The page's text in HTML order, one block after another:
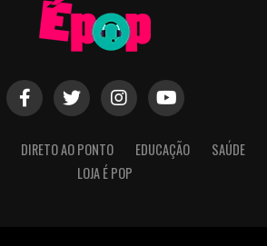
DIRETO AO PONTO EDUCAÇÃO SAÚDE
LOJA É POP